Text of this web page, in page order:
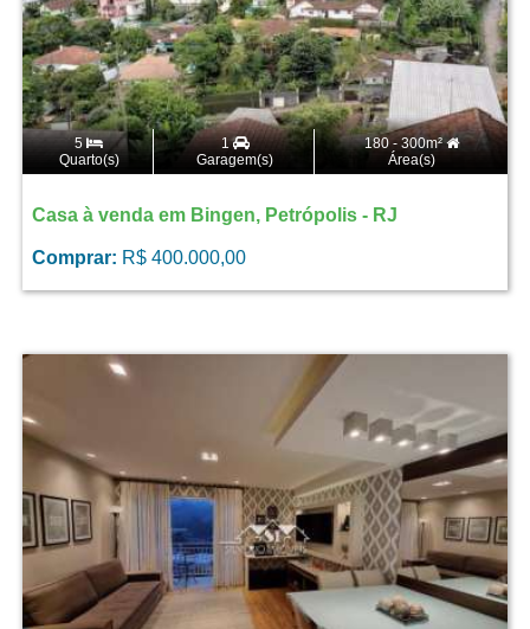
5
Quarto(s)
1
Garagem(s)
180 - 300m²
Área(s)
Casa à venda em Bingen, Petrópolis - RJ
Comprar: R$ 400.000,00